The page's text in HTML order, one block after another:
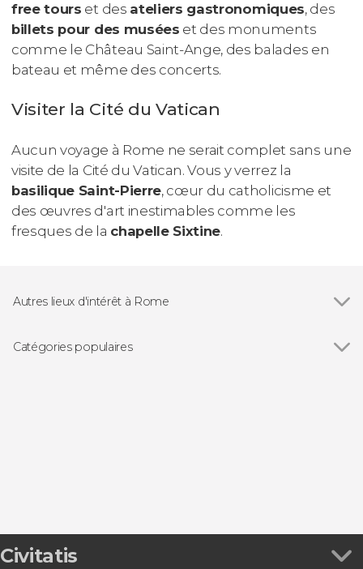
free tours et des ateliers gastronomiques, des
billets pour des musées et des monuments
comme le Château Saint-Ange, des balades en
bateau et même des concerts.
Visiter la Cité du Vatican
Aucun voyage à Rome ne serait complet sans une
visite de la Cité du Vatican. Vous y verrez la
basilique Saint-Pierre, cœur du catholicisme et
des œuvres d'art inestimables comme les
fresques de la chapelle Sixtine.
Autres lieux d'intérêt à Rome
Forum Romain
Campo de' Fiori
Catégories populaires
Civitatis